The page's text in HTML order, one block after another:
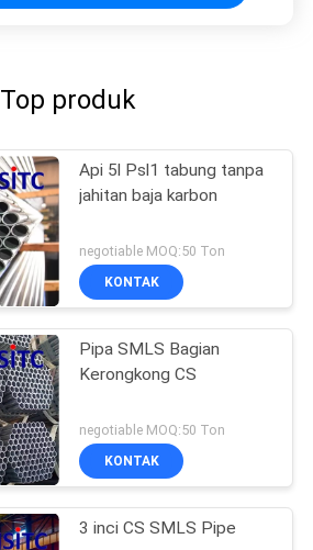
Top produk
Api 5l Psl1 tabung tanpa
jahitan baja karbon
negotiable MOQ:50 Ton
KONTAK
Pipa SMLS Bagian
Kerongkong CS
negotiable MOQ:50 Ton
KONTAK
3 inci CS SMLS Pipe